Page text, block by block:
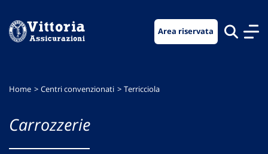
menu
contenuto
footer
Area riservata
Home Centri convenzionati Terricciola
Carrozzerie